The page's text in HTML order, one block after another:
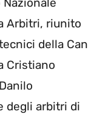
Arbitri, riunito
della Can
Cristiano
degli arbitri di